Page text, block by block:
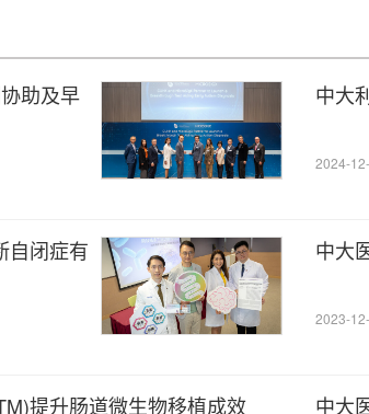
助及早
中大
2024-
自闭症有
中大
2023-
提升肠道微生物移植成效
中大